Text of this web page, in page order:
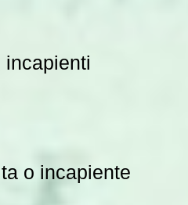
o incapiente